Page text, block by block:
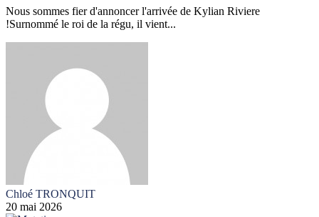
Nous sommes fier d'annoncer l'arrivée de Kylian Riviere
!Surnommé le roi de la régu, il vient...
Chloé TRONQUIT
20 mai 2026